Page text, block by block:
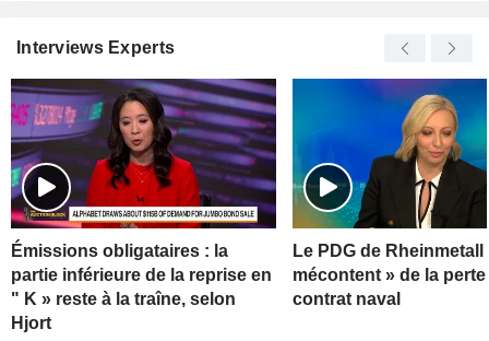
Interviews Experts
Émissions obligataires : la
partie inférieure de la reprise en
" K » reste à la traîne, selon
Hjort
Le PDG de
mécontent » de la
contrat naval